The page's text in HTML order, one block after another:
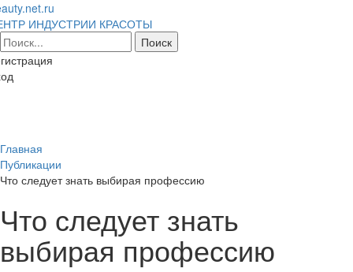
ИНДУСТРИИ КРАСОТЫ
Главная
Публикации
Что следует знать выбирая профессию
Что следует знать
выбирая профессию